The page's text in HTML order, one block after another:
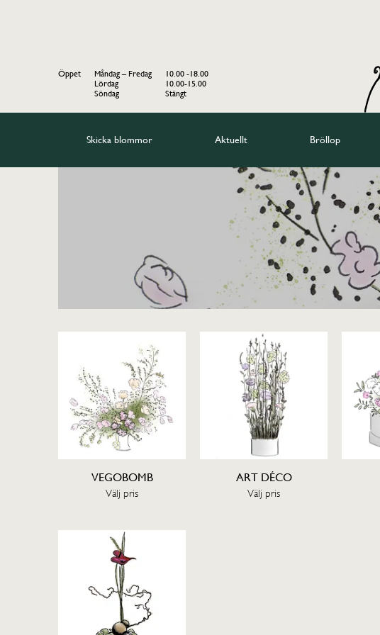
Öppet Måndag – Fredag
10.00 -18.00
Lördag
10.00-15.00
Söndag
Stängt
Skicka blommor Aktuellt Bröllop
VEGOBOMB
Välj pris
SE OCH KÖP
ART DÉCO
Välj pris